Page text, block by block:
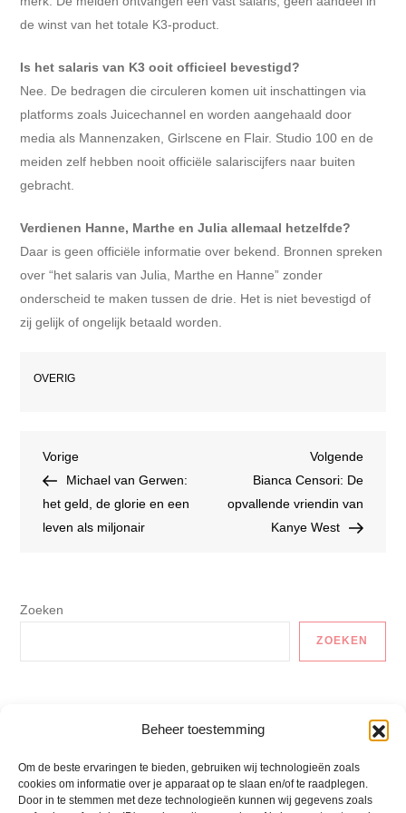
Beheer toestemming
Om de beste ervaringen te bieden, gebruiken wij technologieën zoals
cookies om informatie over je apparaat op te slaan en/of te raadplegen.
Door in te stemmen met deze technologieën kunnen wij gegevens zoals
de winst van het totale K3-product.
Is het salaris van K3 ooit officieel bevestigd?
Nee. De bedragen die circuleren komen uit inschattingen via
platforms zoals Juicechannel en worden aangehaald door
media als Mannenzaken, Girlscene en Flair. Studio 100 en de
meiden zelf hebben nooit officiële salariscijfers naar buiten
gebracht.
Verdienen Hanne, Marthe en Julia allemaal hetzelfde?
Daar is geen officiële informatie over bekend. Bronnen spreken
over “het salaris van Julia, Marthe en Hanne” zonder
onderscheid te maken tussen de drie. Het is niet bevestigd of
zij gelijk of ongelijk betaald worden.
OVERIG
Bericht
navigatie
Vorig
bericht
Vorige
Michael van Gerwen:
het geld, de glorie en een
leven als miljonair
bericht
Volgende
Bianca Censori: De
opvallende vriendin van
Kanye West
Zoeken
ZOEKEN
Lactosevrije Recepten